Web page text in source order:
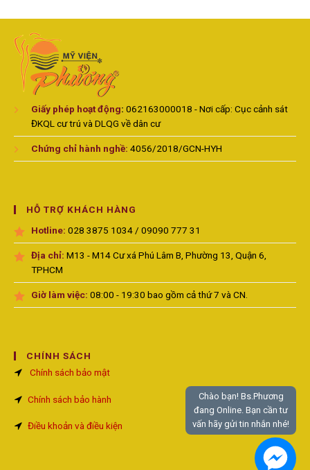
Giấy phép hoạt động: 062163000018 - Nơi cấp: Cục cảnh sát
ĐKQL cư trú và DLQG về dân cư
Chứng chỉ hành nghề: 4056/2018/GCN-HYH
HỖ TRỢ KHÁCH HÀNG
Hotline: 028 3875 1034 / 09090 777 31
Địa chỉ: M13 - M14 Cư xá Phú Lâm B, Phường 13, Quận 6,
TPHCM
Giờ làm việc: 08:00 - 19:30 bao gồm cả thứ 7 và CN.
CHÍNH SÁCH
Chính sách bảo mật
Chính sách bảo hành
Điều khoản và điều kiện
Chào bạn! Bs.Phương
đang Online. Bạn cần tư
vấn hãy gửi tin nhắn nhé!